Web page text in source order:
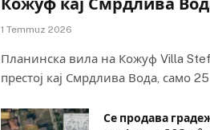
Кожуф кај Смрдлива
1 Temmuz 2026
Планинска вила на Кожуф Villa
престој кај Смрдлива Вода, само
Се продава